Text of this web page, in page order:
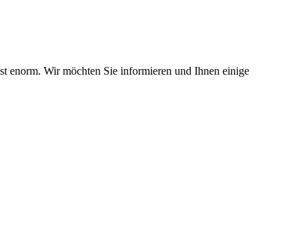
enorm. Wir möchten Sie informieren und Ihnen einige